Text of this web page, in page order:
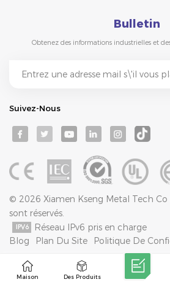
Bulletin
Obtenez des informations industrielles et
Suivez-Nous
© 2026 Xiamen Kseng Metal Tech Co
sont réservés.
Réseau IPv6 pris en charge
Blog
Plan Du Site Politique De
Maison Des Produits